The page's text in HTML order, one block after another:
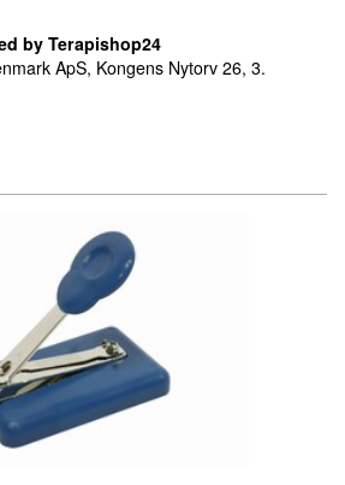
by Terapishop24
ApS, Kongens Nytorv 26, 3.